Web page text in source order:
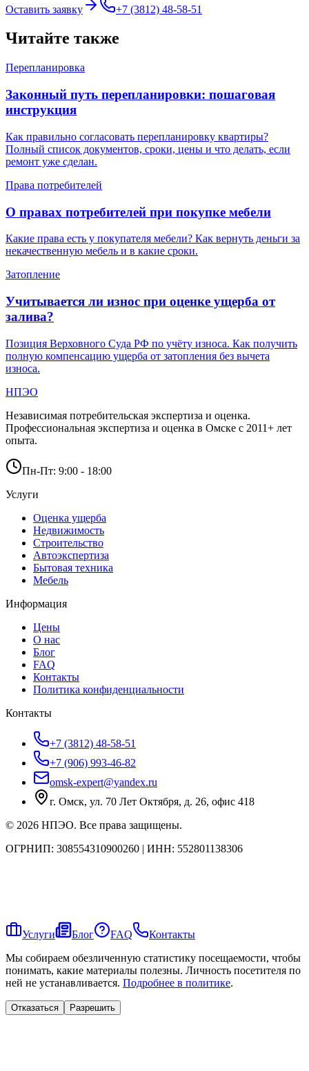
Оставить заявку +7 (3812) 48-58-51
Читайте также
Перепланировка
Законный путь перепланировки: пошаговая
инструкция
Как правильно согласовать перепланировку квартиры?
Полный список документов, сроки, цены и что делать, если
ремонт уже сделан.
Права потребителей
О правах потребителей при покупке мебели
Какие права есть у покупателя мебели? Как вернуть деньги за
некачественную мебель и в какие сроки.
Затопление
Учитывается ли износ при оценке ущерба от
залива?
Позиция Верховного Суда РФ по учёту износа. Как получить
полную компенсацию ущерба от затопления без вычета
износа.
НПЭО
Независимая потребительская экспертиза и оценка.
Профессиональная экспертиза и оценка в Омске с 2011+ лет
опыта.
Пн-Пт: 9:00 - 18:00
Услуги
Оценка ущерба
Недвижимость
Строительство
Автоэкспертиза
Бытовая техника
Мебель
Информация
Цены
О нас
Блог
FAQ
Контакты
Политика конфиденциальности
Контакты
+7 (3812) 48-58-51
+7 (906) 993-46-82
omsk-expert@yandex.ru
г. Омск, ул. 70 Лет Октября, д. 26, офис 418
© 2026 НПЭО. Все права защищены.
ОГРНИП: 308554310900260 | ИНН: 552801138306
Услуги Блог FAQ
Контакты
Мы собираем обезличенную статистику посещаемости, чтобы
понимать, какие материалы полезны. Личность посетителя по
ней не устанавливается. Подробнее в политике.
Отказаться Разрешить